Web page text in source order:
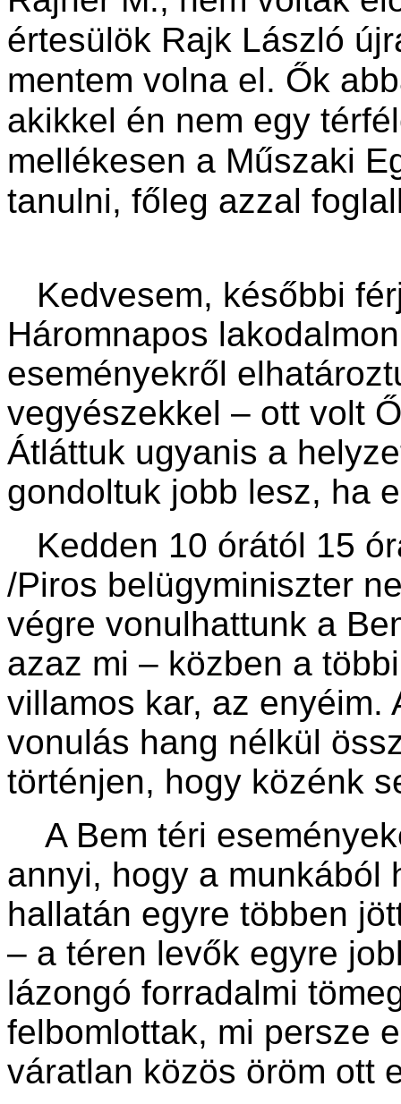
értesülök Rajk László
mentem volna el. Ők
akikkel én nem egy
mellékesen a Műszaki
tanulni, főleg azzal
Kedvesem, későbbi
Háromnapos
eseményekről
vegyészekkel – ott volt
Átláttuk ugyanis a
gondoltuk jobb lesz, ha
Kedden 10 órától 15
/Piros belügyminiszter
végre vonulhattunk a
azaz mi – közben a
villamos kar, az enyéim.
vonulás hang nélkül
történjen, hogy közénk
A Bem téri
annyi, hogy a munkából
hallatán egyre többen
– a téren levők egyre
lázongó forradalmi
felbomlottak, mi persze
váratlan közös öröm ott